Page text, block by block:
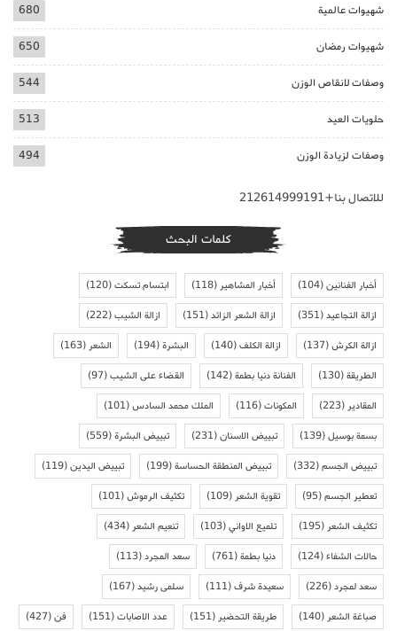
شهيوات عالمية 680
شهيوات رمضان 650
وصفات لانقاص الوزن 544
حلويات العيد 513
وصفات لزيادة الوزن 494
للاتصال بنا+212614999191
كلمات البحث
أخبار الفنانين(104) أخبار المشاهير(118) ابتسام تسكت(120)
ازالة التجاعيد(351) ازالة الشعر الزائد(151) ازالة الشيب(222)
ازالة الكرش(137) ازالة الكلف(140) البشرة(194) الشعر(163)
الطريقة(130) الفنانة دنيا بطمة(142) القضاء على الشيب(97)
المقادير(223) المكونات(116) الملك محمد السادس(101)
بسمة بوسيل(139) تبييض الاسنان(231) تبييض البشرة(559)
تبييض الجسم(332) تبييض المنطقة الحساسة(199) تبييض اليدين(119)
تعطير الجسم(95) تقوية الشعر(109) تكثيف الرموش(101)
تكثيف الشعر(195) تلميع الاواني(103) تنعيم الشعر(434)
حالات الشفاء(124) دنيا بطمة(761) سعد المجرد(113)
سعد لمجرد(226) سعيدة شرف(111) سلمى رشيد(167)
صباغة الشعر(140) طريقة التحضير(151) عدد الاصابات(151) فن(427)